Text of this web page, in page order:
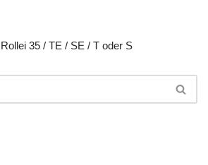
35 / TE / SE / T oder S